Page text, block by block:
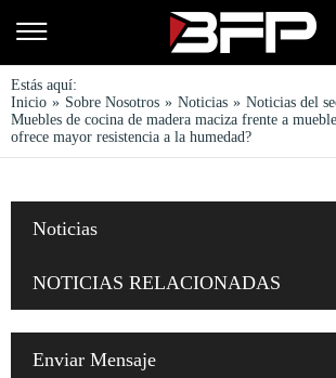
Estás aquí:
Inicio » Sobre Nosotros » Noticias » Noticias del
Muebles de cocina de madera maciza frente a
ofrece mayor resistencia a la humedad?
Noticias
NOTICIAS RELACIONADAS
Enviar Mensaje